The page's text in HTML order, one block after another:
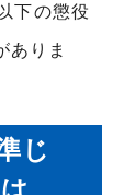
下の懲役
ありま
じ